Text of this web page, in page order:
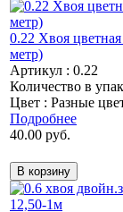
0.22 Хвоя
метр)
Артикул : 0.22
Количество в
Цвет : Разные
Подробнее
40.00 руб.